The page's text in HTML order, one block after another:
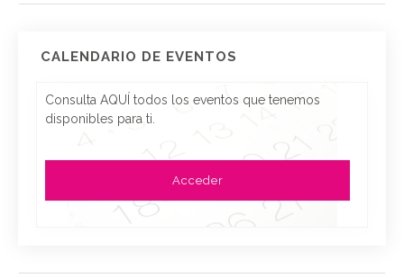
CALENDARIO DE EVENTOS
Consulta AQUÍ todos los eventos que tenemos
disponibles para ti.
Acceder